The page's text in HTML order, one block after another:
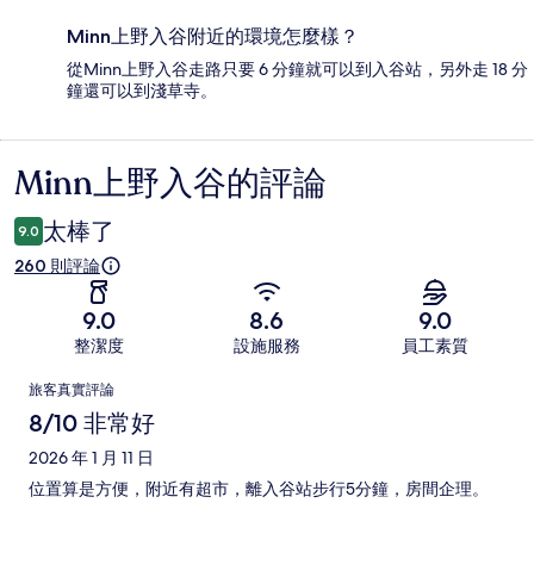
Minn上野入谷附近的環境怎麼樣？
從Minn上野入谷走路只要 6 分鐘就可以到入谷站，另外走 18 分
鐘還可以到淺草寺。
評
論
Minn上野入谷的評論
9.0 太棒了
260 則評論
9.0
整潔度
8.6
設施服務
9.0
員工素質
評
論
旅客真實評論
8/10 非常好
2026 年 1 月 11 日
位置算是方便，附近有超市，離入谷站步行5分鐘，房間企理。